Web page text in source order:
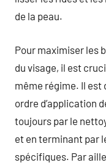
de la peau.
Pour maximiser les
du visage, il est
même régime. Il est
ordre d’application
toujours par le
et en terminant par
spécifiques. Par